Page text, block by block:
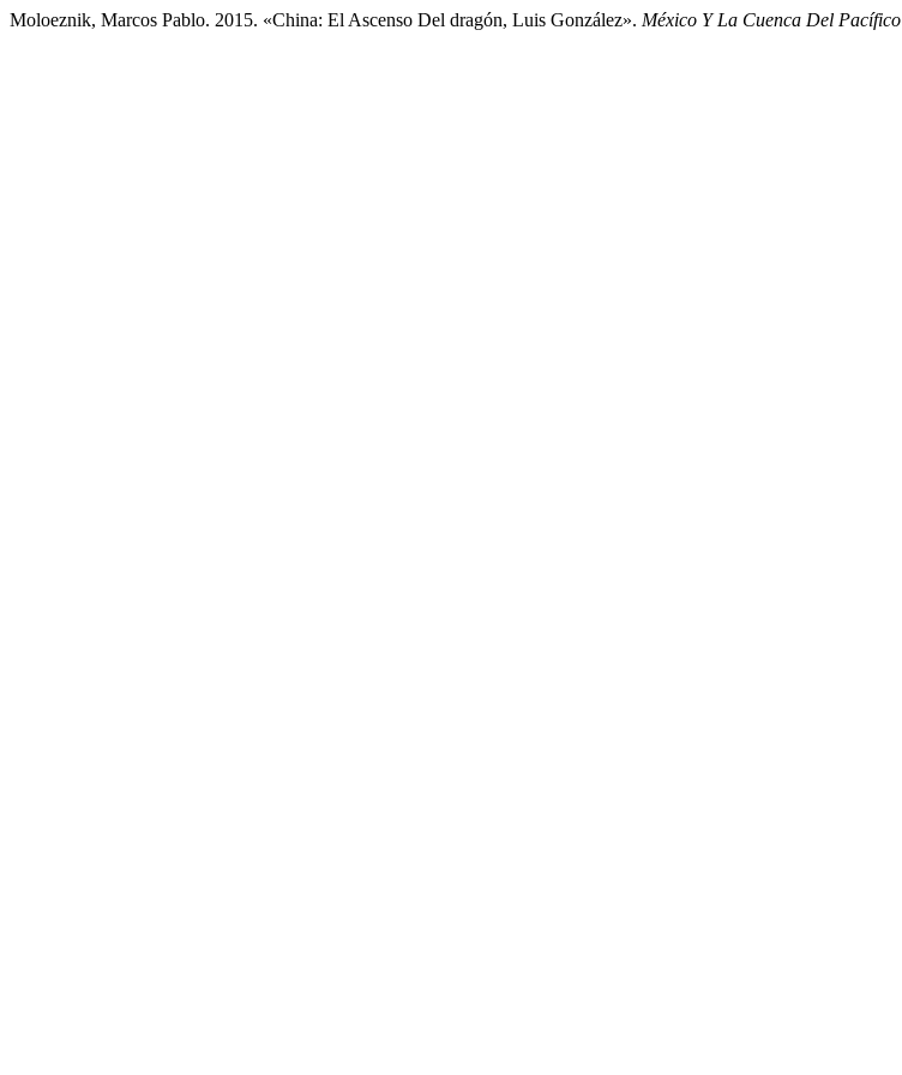
Moloeznik, Marcos Pablo. 2015. «China: El Ascenso Del dragón, Luis González». México Y La Cuenca Del Pacífico